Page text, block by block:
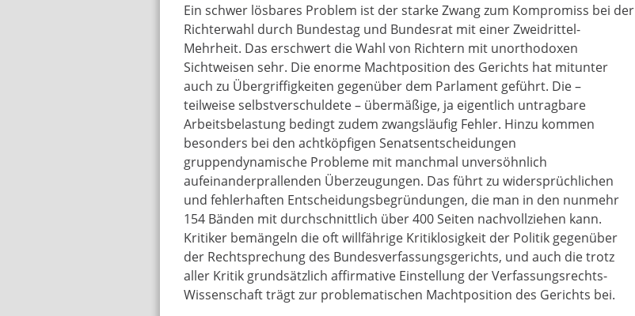
Ein schwer lösbares Problem ist der starke Zwang zum Kompromiss bei der
Richterwahl durch Bundestag und Bundesrat mit einer Zweidrittel-
Mehrheit. Das erschwert die Wahl von Richtern mit unorthodoxen
Sichtweisen sehr. Die enorme Machtposition des Gerichts hat mitunter
auch zu Übergriffigkeiten gegenüber dem Parlament geführt. Die –
teilweise selbstverschuldete – übermäßige, ja eigentlich untragbare
Arbeitsbelastung bedingt zudem zwangsläufig Fehler. Hinzu kommen
besonders bei den achtköpfigen Senatsentscheidungen
gruppendynamische Probleme mit manchmal unversöhnlich
aufeinanderprallenden Überzeugungen. Das führt zu widersprüchlichen
und fehlerhaften Entscheidungsbegründungen, die man in den nunmehr
154 Bänden mit durchschnittlich über 400 Seiten nachvollziehen kann.
Kritiker bemängeln die oft willfährige Kritiklosigkeit der Politik gegenüber
der Rechtsprechung des Bundesverfassungsgerichts, und auch die trotz
aller Kritik grundsätzlich affirmative Einstellung der Verfassungsrechts-
Wissenschaft trägt zur problematischen Machtposition des Gerichts bei.